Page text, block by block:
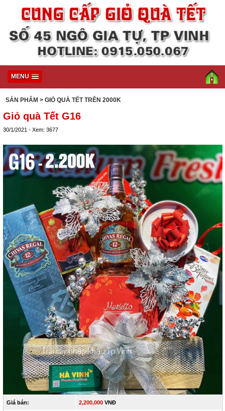
MENU
SẢN PHẨM > GIỎ QUÀ TẾT TRÊN 2000K
Giỏ quà Tết G16
30/1/2021 - Xem: 3677
Giá bán: 2,200,000VNĐ